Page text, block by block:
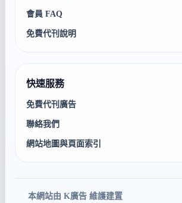
會員 FAQ
免費代刊說明
快速服務
免費代刊廣告
聯絡我們
網站地圖與頁面索引
本網站由 K廣告 維護建置